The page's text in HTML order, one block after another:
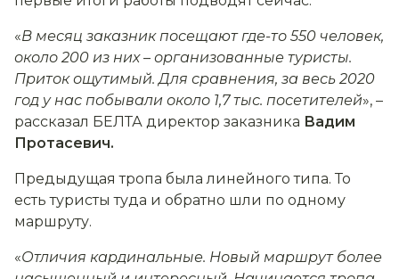
«В месяц заказник посещают где-то 550 человек,
около 200 из них– организованные туристы.
Приток ощутимый. Для сравнения, за весь 2020
год у нас побывали около 1,7 тыс. посетителей», –
рассказал БЕЛТА директор заказника Вадим
Протасевич.
Предыдущая тропа была линейного типа. То
есть туристы туда и обратно шли по одному
маршруту.
«Отличия кардинальные. Новый маршрут более